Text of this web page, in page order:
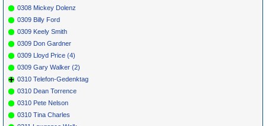
0308 Mickey Dolenz
0309 Billy Ford
0309 Keely Smith
0309 Don Gardner
0309 Lloyd Price (4)
0309 Gary Walker (2)
0310 Telefon-Gedenktag
0310 Dean Torrence
0310 Pete Nelson
0310 Tina Charles